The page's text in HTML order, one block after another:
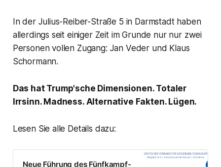
In der Julius-Reiber-Straße 5 in Darmstadt haben
allerdings seit einiger Zeit im Grunde nur nur zwei
Personen vollen Zugang: Jan Veder und Klaus
Schormann.
Das hat Trump'sche Dimensionen. Totaler
Irrsinn. Madness. Alternative Fakten. Lügen.
Lesen Sie alle Details dazu:
Neue Führung des Fünfkampf-